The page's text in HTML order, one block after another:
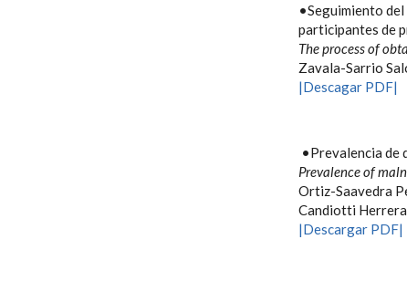
•Seguimiento
participantes de
The process of
Zavala-Sarrio
|Descagar PDF|
•Prevalencia de
Prevalence of
Ortiz-Saavedra
Candiotti
|Descargar PDF|